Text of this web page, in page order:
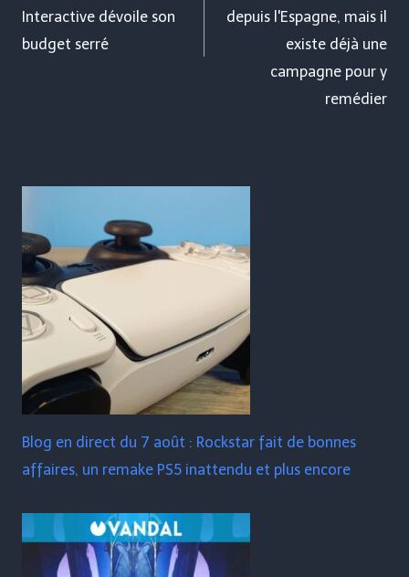
Interactive dévoile son
budget serré
depuis l'Espagne, mais il
existe déjà une
campagne pour y
remédier
Blog en direct du 7 août : Rockstar fait de bonnes
affaires, un remake PS5 inattendu et plus encore